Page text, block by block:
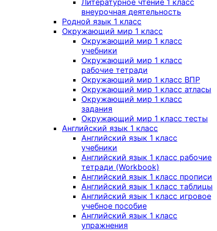
Литературное чтение 1 класс
внеурочная деятельность
Родной язык 1 класс
Окружающий мир 1 класс
Окружающий мир 1 класс
учебники
Окружающий мир 1 класс
рабочие тетради
Окружающий мир 1 класс ВПР
Окружающий мир 1 класс атласы
Окружающий мир 1 класс
задания
Окружающий мир 1 класс тесты
Английский язык 1 класс
Английский язык 1 класс
учебники
Английский язык 1 класс рабочие
тетради (Workbook)
Английский язык 1 класс прописи
Английский язык 1 класс таблицы
Английский язык 1 класс игровое
учебное пособие
Английский язык 1 класс
упражнения